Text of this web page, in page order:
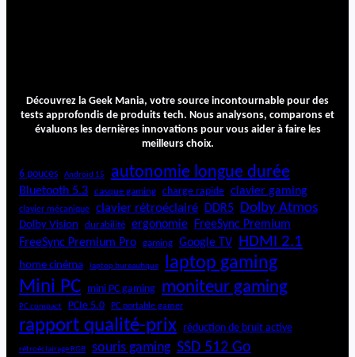
Découvrez la Geek Mania, votre source incontournable pour des
tests approfondis de produits tech. Nous analysons, comparons et
évaluons les dernières innovations pour vous aider à faire les
meilleurs choix.
6 pouces Android 15 autonomie longue durée
Bluetooth 5.3 casque gaming charge rapide clavier gaming
clavier mécanique clavier rétroéclairé DDR5 Dolby Atmos
Dolby Vision durabilité ergonomie FreeSync Premium
FreeSync Premium Pro
gaming Google TV HDMI 2.1
home cinéma laptop bureautique laptop gaming
Mini PC mini PC gaming moniteur gaming
PC compact PCIe 5.0 PC portable gamer
rapport qualité-prix réduction de bruit active
rétroéclairage RGB souris gaming SSD 512 Go